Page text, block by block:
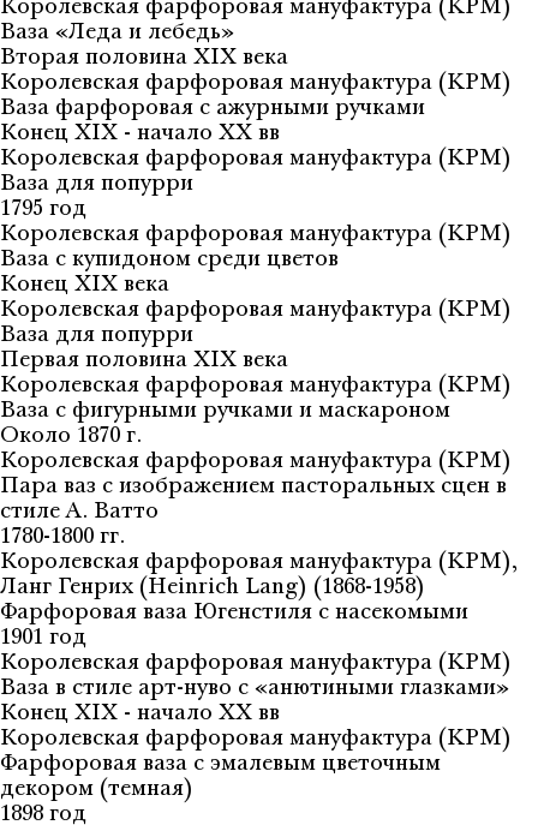
Королевская фарфоровая мануфактура (KPM)
Ваза «Леда и лебедь»
Вторая половина XIX века
Королевская фарфоровая мануфактура (KPM)
Ваза фарфоровая с ажурными ручками
Конец XIX - начало XX вв
Королевская фарфоровая мануфактура (KPM)
Ваза для попурри
1795 год
Королевская фарфоровая мануфактура (KPM)
Ваза с купидоном среди цветов
Конец XIX века
Королевская фарфоровая мануфактура (KPM)
Ваза для попурри
Первая половина XIX века
Королевская фарфоровая мануфактура (KPM)
Ваза с фигурными ручками и маскароном
Около 1870 г.
Королевская фарфоровая мануфактура (KPM)
Пара ваз с изображением пасторальных сцен в
стиле А. Ватто
1780-1800 гг.
Королевская фарфоровая мануфактура (KPM),
Ланг Генрих (Heinrich Lang) (1868-1958)
Фарфоровая ваза Югенстиля с насекомыми
1901 год
Королевская фарфоровая мануфактура (KPM)
Ваза в стиле арт-нуво с «анютиными глазками»
Конец XIX - начало XX вв
Королевская фарфоровая мануфактура (KPM)
Фарфоровая ваза с эмалевым цветочным
декором (темная)
1898 год